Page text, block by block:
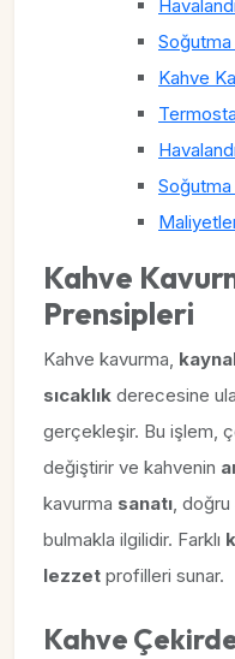
Kahve
Kahve
Prensipleri
Kahve kavurma,
sıcaklık derecesine
gerçekleşir. Bu işlem,
değiştirir ve kahvenin
kavurma sanatı, doğru
bulmakla ilgilidir. Farklı
lezzet profilleri sunar.
Kahve